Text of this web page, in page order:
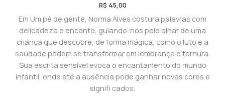
R$ 45,00
Em Um pé de gente, Norma Alves costura palavras com
delicadeza e encanto, guiando-nos pelo olhar de uma
criança que descobre, de forma mágica, como o luto e a
saudade podem se transformar em lembrança e ternura.
Sua escrita sensível evoca o encantamento do mundo
infantil, onde até a ausência pode ganhar novas cores e
signifi cados.